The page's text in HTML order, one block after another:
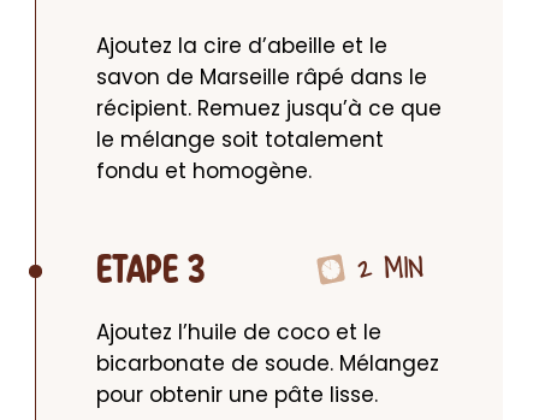
Ajoutez la cire d’abeille et le
savon de Marseille râpé dans le
récipient. Remuez jusqu’à ce que
le mélange soit totalement
fondu et homogène.
ETAPE 3 2 MIN
Ajoutez l’huile de coco et le
bicarbonate de soude. Mélangez
pour obtenir une pâte lisse.